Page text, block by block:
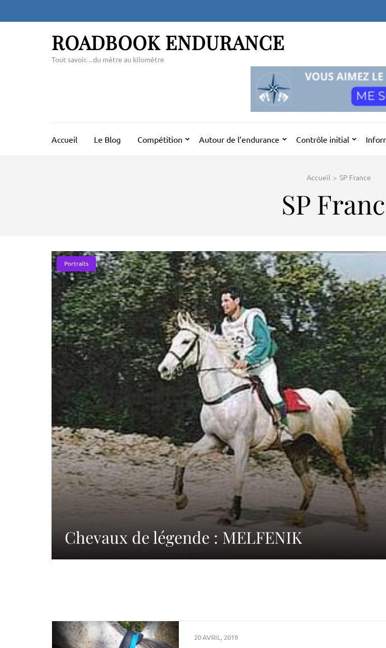
ROADBOOK ENDURANCE
Tout savoir…du mètre au kilomètre
Accueil Le Blog Compétition Autour de l’endurance Contrôle initial
Accueil > SP France
SP
Portraits
Chevaux de légende : MELFENIK
20 AVRIL, 2019